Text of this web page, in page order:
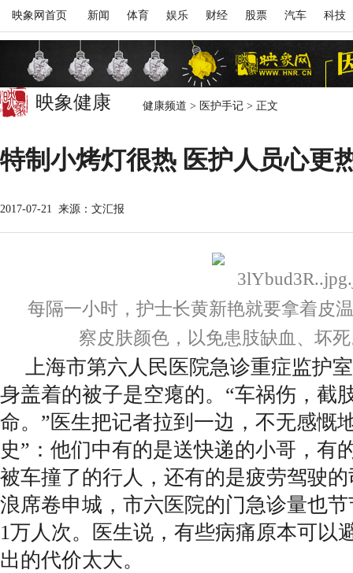
映象网首页 新闻 体育 娱乐 财经 股票 汽车 科技
映象健康 健康频道 > 医护手记 > 正文
特制小烤灯很热 医护人员心更
2017-07-21 来源：文汇报
每隔一小时，护士长黄新艳就要拿着皮
察皮肤颜色，以免患肢缺血、坏
上海市第六人民医院急诊重症监护
身盖着的被子是空瘪的。“车祸伤，截
命。”医生把记者拉到一边，不无感慨
史”：他们中有的是送快递的小哥，有
被车撞了的行人，还有的是疲劳驾驶
浪席卷申城，市六医院的门急诊量也
1万人次。医生说，有些病痛原本可以
出的代价太大。